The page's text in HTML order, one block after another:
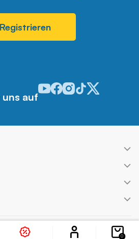
Konto 0
Registrieren
uns auf
Odwiedź nasz profil w
Odwiedź nasz profil w
Odwiedź nasz profil w
Odwiedź nasz
Odwiedź nasz
Ausführung: Ideo